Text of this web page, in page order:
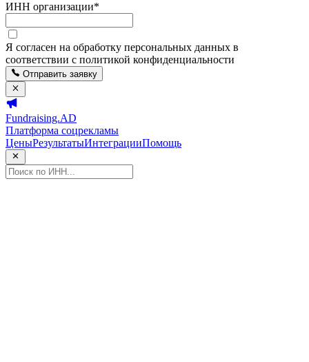
ИНН организации*
Я согласен на обработку персональных данных в
соответствии с политикой конфиденциальности
Отправить заявку
Fundraising.AD
Платформа соцрекламы
ЦеныРезультатыИнтеграцииПомощь